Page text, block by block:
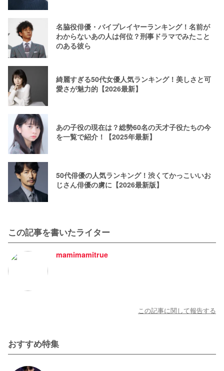
名脇役俳優・バイプレイヤーランキング！名前が
わからないあの人は何位？刑事ドラマでみたこと
のある彼ら
綺麗すぎる50代女優人気ランキング！美しさと可
愛さが魅力的【2026最新】
あの子役の現在は？総勢60名の天才子役たちの今
を一覧で紹介！【2025年最新】
50代俳優の人気ランキング！渋くてかっこいいお
じさん俳優の虜に【2026最新版】
この記事を書いたライター
mamimamitrue
この記事に関して報告する
おすすめ特集